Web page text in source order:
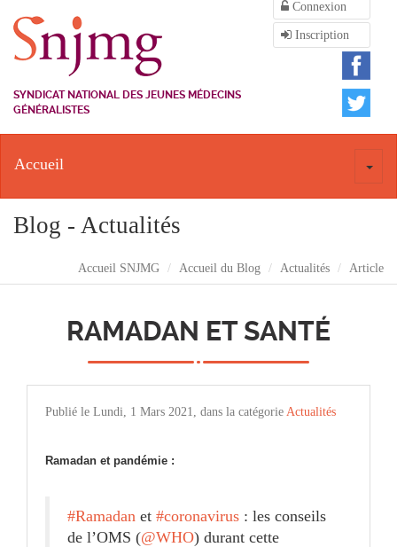
Connexion
Inscription
SYNDICAT NATIONAL DES JEUNES MÉDECINS
GÉNÉRALISTES
Toggle
Accueil
Blog - Actualités
Accueil SNJMG Accueil du Blog Actualités Article
RAMADAN ET SANTÉ
Publié le Lundi, 1 Mars 2021, dans la catégorie Actualités
Ramadan et pandémie :
#Ramadan et #coronavirus : les conseils
de l’OMS (@WHO) durant cette